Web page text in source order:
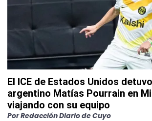
El ICE de Estados Unidos
argentino Matías Pourrain en
viajando con su equipo
PorRedacción Diario de Cuyo